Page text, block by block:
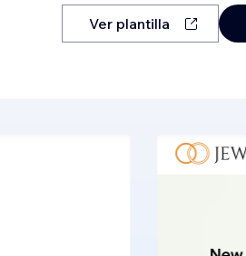
Ver plantilla